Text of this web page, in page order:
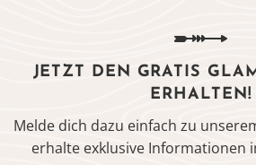
JETZT DEN GRATIS
ERHALTEN!
Melde dich dazu einfach zu
erhalte exklusive Informationen